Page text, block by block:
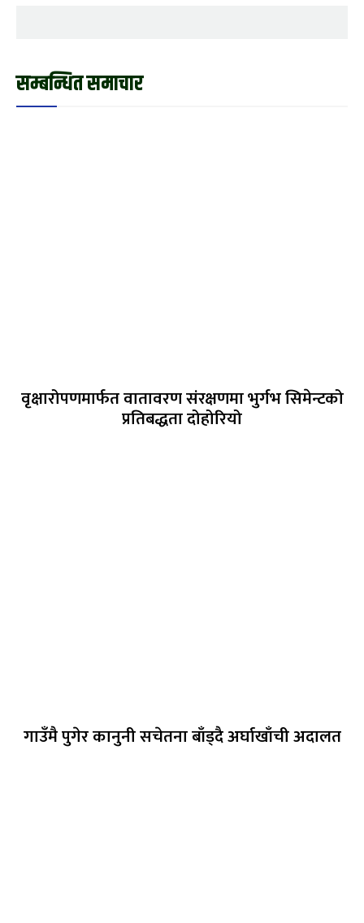
सम्बन्धित समाचार
वृक्षारोपणमार्फत वातावरण संरक्षणमा भुर्गभ सिमेन्टको
प्रतिबद्धता दोहोरियो
गाउँमै पुगेर कानुनी सचेतना बाँड्दै अर्घाखाँची अदालत